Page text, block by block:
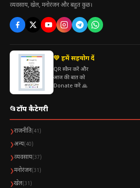
व्यवसाय, खेल, मनोरंजन और बहुत कुछ।
💛 हमें सहयोग दें
QR स्कैन करें और
आज की बात को
Donate करें 🙏
📂टॉप कैटेगरी
❯राजनीति(41)
❯अन्य(40)
❯व्यवसाय(37)
❯मनोरंजन(31)
❯खेल(31)